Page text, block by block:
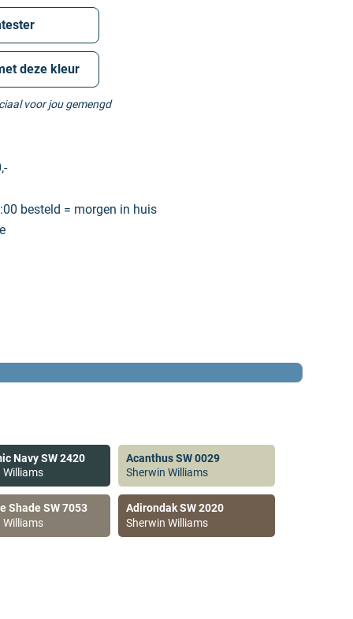
deze kleur
voor jou gemengd
besteld = morgen in huis
Navy SW 2420
Williams
Acanthus SW 0029
Sherwin Williams
Shade SW 7053
Williams
Adirondak SW 2020
Sherwin Williams